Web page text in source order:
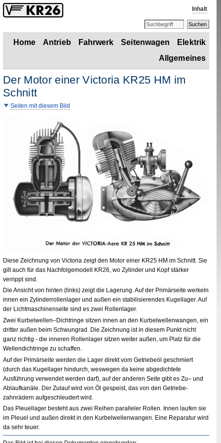
Inhalt
Home Antrieb Fahrwerk Seitenwagen
Elektrik
Allgemeines
Der Motor einer Victoria KR25 HM im
Schnitt
Seiten mit diesem Bild
Diese Zeichnung von Victoria zeigt den Motor einer KR25 HM im Schnitt. Sie
gilt auch für das Nachfolgemodell KR26, wo Zylinder und Kopf stärker
verrippt sind.
Die Ansicht von hinten (links) zeigt die Lagerung. Auf der Primärseite werkeln
innen ein Zylinderrollenlager und außen ein stabilisierendes Kugellager. Auf
der Lichtmaschinenseite sind es zwei Rollenlager.
Zwei Kurbelwellen–Dichtringe sitzen innen an den Kurbelwellenwangen, ein
dritter außen beim Schwungrad. Die Zeichnung ist in diesem Punkt nicht
ganz richtig - die inneren Rollenlager sitzen weiter außen, um Platz für die
Wellendichtringe zu schaffen.
Auf der Primärseite werden die Lager direkt vom Getriebeöl geschmiert
(durch das Kugellager hindurch, weswegen da keine abgedichtete
Ausführung verwendet werden darf), auf der anderen Seite gibt es Zu– und
Ablaufkanäle. Der Zulauf wird von Öl gespeist, das von den Getriebe­
zahnrädern aufgeschleudert wird.
Das Pleuellager besteht aus zwei Reihen paralleler Rollen. Innen laufen sie
im Pleuel und außen direkt in den Kurbelwellenwangen. Eine Reparatur wird
da sehr teuer.